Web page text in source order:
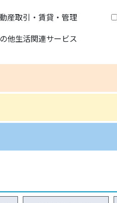
産取引・賃貸・管理
他生活関連サービス